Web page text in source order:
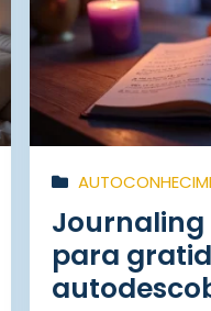
Journaling
para